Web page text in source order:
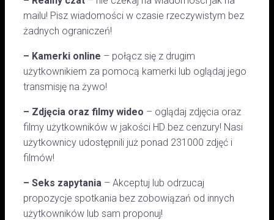
mailu! Pisz wiadomości w czasie rzeczywistym bez
żadnych ograniczeń!
– Kamerki online – połącz się z drugim
użytkownikiem za pomocą kamerki lub oglądaj jego
transmisję na żywo!
– Zdjęcia oraz filmy wideo – oglądaj zdjęcia oraz
filmy użytkowników w jakości HD bez cenzury! Nasi
użytkownicy udostępnili już ponad 231000 zdjęć i
filmów!
– Seks zapytania – Akceptuj lub odrzucaj
propozycje spotkania bez zobowiązań od innych
użytkowników lub sam proponuj!